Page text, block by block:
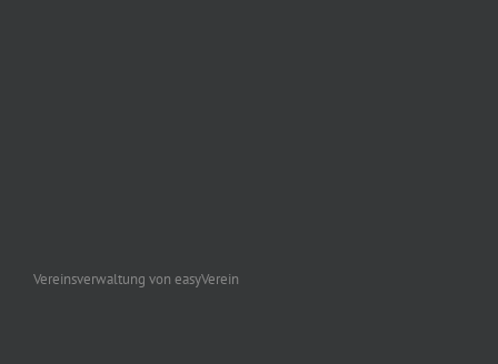
Vereinsverwaltung von easyVerein